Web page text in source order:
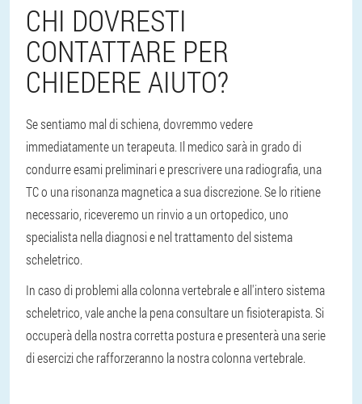
CHI DOVRESTI
CONTATTARE PER
CHIEDERE AIUTO?
Se sentiamo mal di schiena, dovremmo vedere
immediatamente un terapeuta. Il medico sarà in grado di
condurre esami preliminari e prescrivere una radiografia, una
TC o una risonanza magnetica a sua discrezione. Se lo ritiene
necessario, riceveremo un rinvio a un ortopedico, uno
specialista nella diagnosi e nel trattamento del sistema
scheletrico.
In caso di problemi alla colonna vertebrale e all'intero sistema
scheletrico, vale anche la pena consultare un fisioterapista. Si
occuperà della nostra corretta postura e presenterà una serie
di esercizi che rafforzeranno la nostra colonna vertebrale.